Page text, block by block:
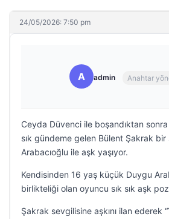
24/05/2026: 7:50 pm
A admin Anahtar
Ceyda Düvenci ile boşandıktan sonra
sık gündeme gelen Bülent Şakrak
Arabacıoğlu ile aşk yaşıyor.
Kendisinden 16 yaş küçük Duygu
birlikteliği olan oyuncu sık sık aşk
Şakrak sevgilisine aşkını ilan ederek